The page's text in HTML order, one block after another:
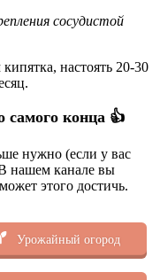
сосудистой
настоять 20-30
самого конца 👍
нужно (если у вас
нашем канале вы
этого достичь.
Урожайный огород